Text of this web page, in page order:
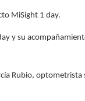
MiSight 1 day.
y su
Rubio,